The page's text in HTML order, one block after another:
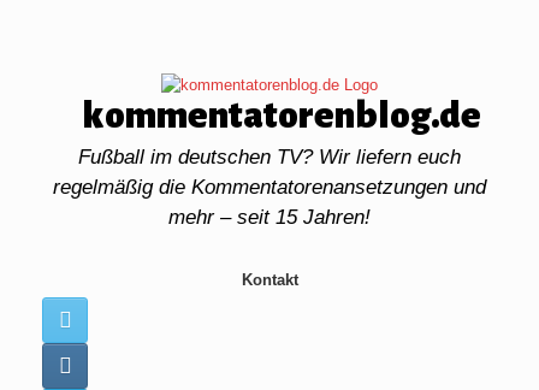
kommentatorenblog.de
Fußball im deutschen TV? Wir liefern euch
regelmäßig die Kommentatorenansetzungen und
mehr – seit 15 Jahren!
Kontakt